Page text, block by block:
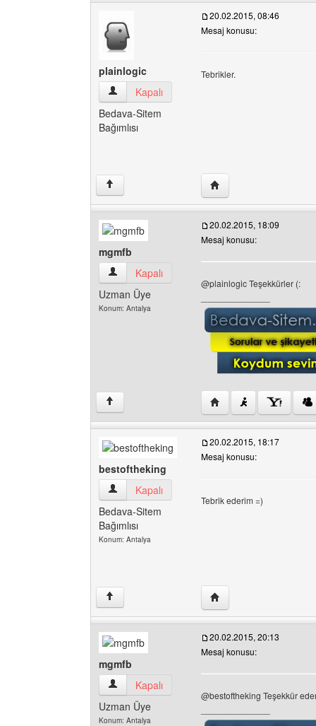
plainlogic
plainlogic Kullanıcının profilini görüntüle
Kapalı
Bedava-Sitem
Bağımlısı
20.02.2015, 08:46
Mesaj konusu:
Tebrikler.
↑ Yazarın web sitesini
mgmfb
mgmfb Kullanıcının profilini görüntüle
Kapalı
Uzman Üye
Konum: Antalya
20.02.2015, 18:09
Mesaj konusu:
@plainlogic Teşekkürler (:
↑ Yazarın web sitesini
bestoftheking
bestoftheking Kullanıcının profilini görüntüle
Kapalı
Bedava-Sitem
Bağımlısı
Konum: Antalya
20.02.2015, 18:17
Mesaj konusu:
Tebrik ederim =)
↑ Yazarın web sitesini
mgmfb
mgmfb Kullanıcının profilini görüntüle
Kapalı
Uzman Üye
Konum: Antalya
20.02.2015, 20:13
Mesaj konusu:
@bestoftheking Teşekkür